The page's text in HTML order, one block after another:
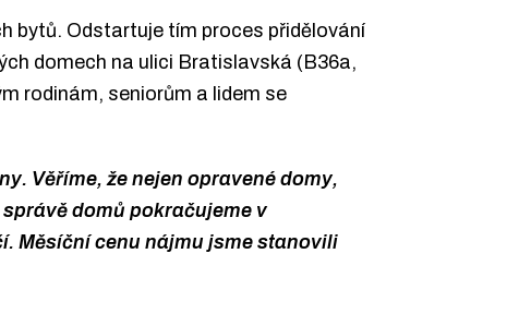
bytů. Odstartuje tím proces přidělování
domech na ulici Bratislavská (B36a,
rodinám, seniorům a lidem se
Věříme, že nejen opravené domy,
domů pokračujeme v
Měsíční cenu nájmu jsme stanovili